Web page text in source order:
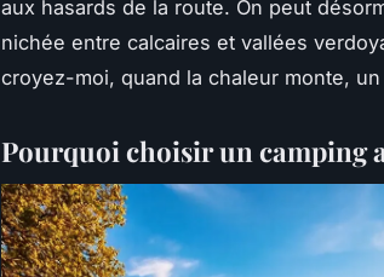
aux hasards de la route. On peut
nichée entre calcaires et vallées
croyez-moi, quand la chaleur monte,
Pourquoi choisir un camping